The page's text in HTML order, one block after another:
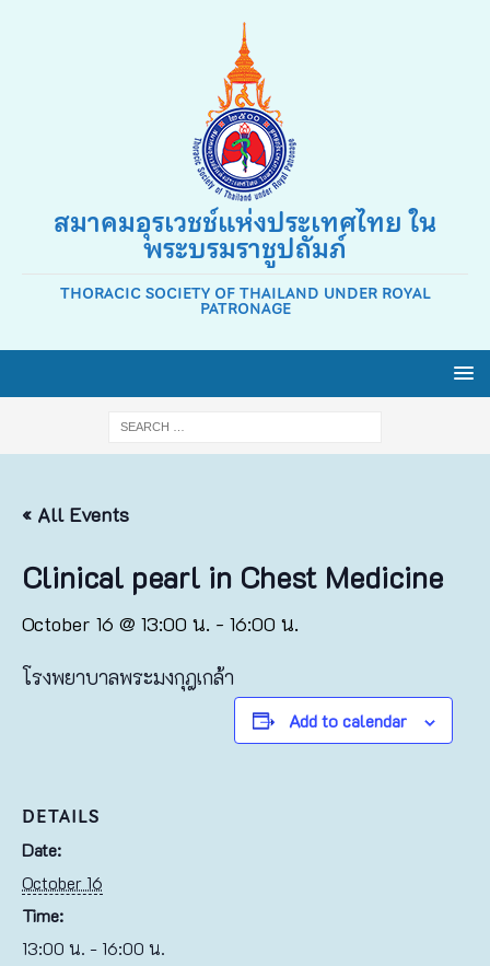
สมาคมอุรเวชช์แห่งประเทศไทย ใน
พระบรมราชูปถัมภ์
THORACIC SOCIETY OF THAILAND UNDER ROYAL
PATRONAGE
« All Events
Clinical pearl in Chest Medicine
October 16 @ 13:00 น. - 16:00 น.
โรงพยาบาลพระมงกุฎเกล้า
Add to calendar
DETAILS
Date:
October 16
Time:
13:00 น. - 16:00 น.